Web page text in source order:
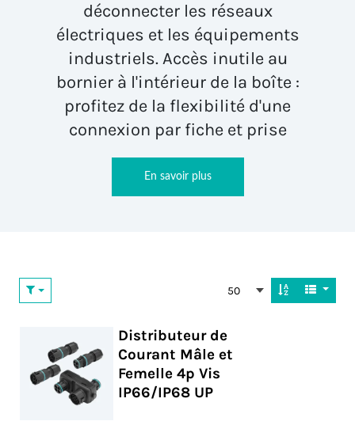
déconnecter les réseaux
électriques et les équipements
industriels. Accès inutile au
bornier à l'intérieur de la boîte :
profitez de la flexibilité d'une
connexion par fiche et prise
En savoir plus
50
Distributeur de
Courant Mâle et
Femelle 4p Vis
IP66/IP68 UP